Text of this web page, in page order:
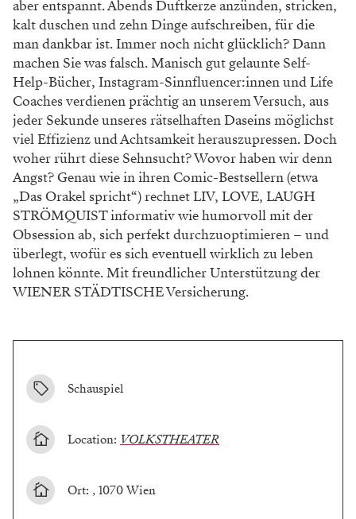
aber entspannt. Abends Duftkerze anzünden, stricken,
kalt duschen und zehn Dinge aufschreiben, für die
man dankbar ist. Immer noch nicht glücklich? Dann
machen Sie was falsch. Manisch gut gelaunte Self-
Help-Bücher, Instagram-Sinnfluencer:innen und Life
Coaches verdienen prächtig an unserem Versuch, aus
jeder Sekunde unseres rätselhaften Daseins möglichst
viel Effizienz und Achtsamkeit herauszupressen. Doch
woher rührt diese Sehnsucht? Wovor haben wir denn
Angst? Genau wie in ihren Comic-Bestsellern (etwa
„Das Orakel spricht“) rechnet LIV, LOVE, LAUGH
STRÖMQUIST informativ wie humorvoll mit der
Obsession ab, sich perfekt durchzuoptimieren – und
überlegt, wofür es sich eventuell wirklich zu leben
lohnen könnte. Mit freundlicher Unterstützung der
WIENER STÄDTISCHE Versicherung.
Schauspiel
Location: VOLKSTHEATER
Ort: , 1070 Wien